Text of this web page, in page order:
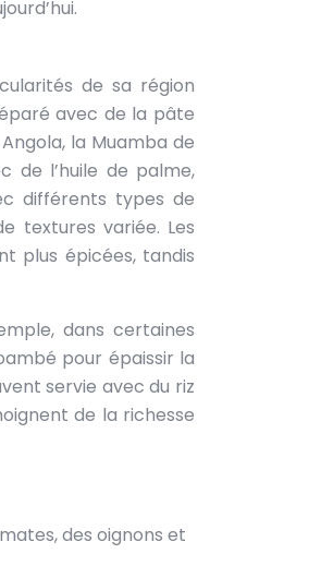
de sa région
avec de la pâte
la Muamba de
de l’huile de palme,
différents types de
textures variée. Les
plus épicées, tandis
dans certaines
pour épaissir la
servie avec du riz
de la richesse
des oignons et